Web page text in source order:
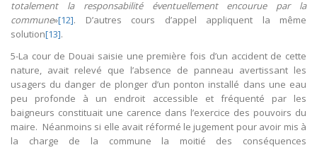
totalement la responsabilité éventuellement encourue par la
commune»[12]. D’autres cours d’appel appliquent la même
solution[13].
5-La cour de Douai saisie une première fois d’un accident de cette
nature, avait relevé que l’absence de panneau avertissant les
usagers du danger de plonger d’un ponton installé dans une eau
peu profonde à un endroit accessible et fréquenté par les
baigneurs constituait une carence dans l’exercice des pouvoirs du
maire. Néanmoins si elle avait réformé le jugement pour avoir mis à
la charge de la commune la moitié des conséquences